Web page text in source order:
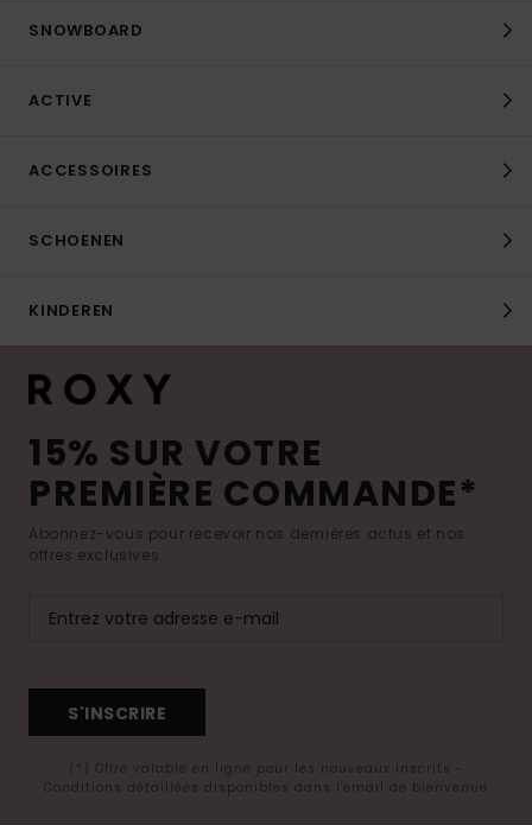
SNOWBOARD
ACTIVE
ACCESSOIRES
SCHOENEN
KINDEREN
15% SUR VOTRE
PREMIÈRE COMMANDE*
Abonnez-vous pour recevoir nos dernières actus et nos
offres exclusives.
S'INSCRIRE
(*) Offre valable en ligne pour les nouveaux inscrits -
Conditions détaillées disponibles dans l'email de bienvenue